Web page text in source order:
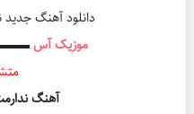
دانلود آهنگ جدید
موزیک آس
آهنگ